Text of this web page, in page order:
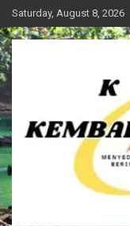
Skip
to
content
Saturday, August 8, 2026